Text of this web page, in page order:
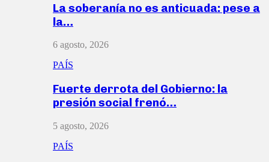
La soberanía no es anticuada: pese a
la…
6 agosto, 2026
PAÍS
Fuerte derrota del Gobierno: la
presión social frenó…
5 agosto, 2026
PAÍS